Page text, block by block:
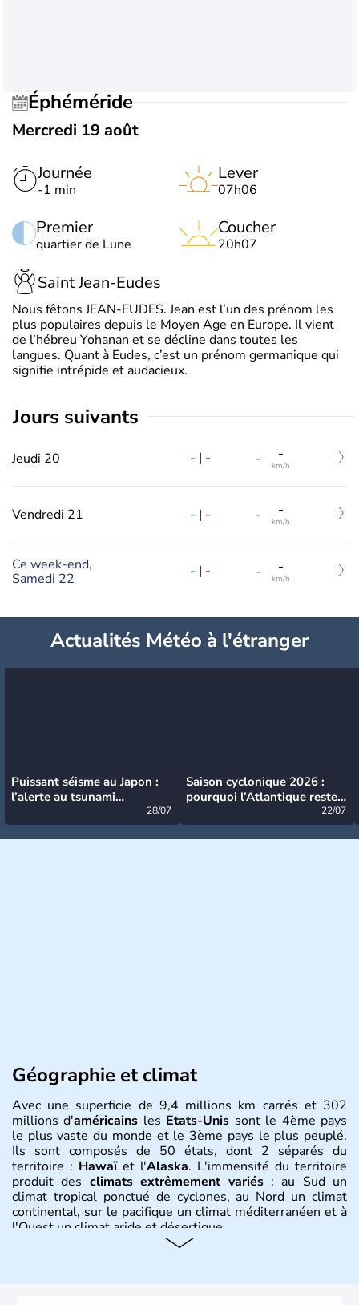
Éphéméride
Mercredi 19 août
Journée
-1 min
Premier
quartier de Lune
Lever
07h06
Coucher
20h07
Saint Jean-Eudes
Nous fêtons JEAN-EUDES. Jean est l’un des prénom les
plus populaires depuis le Moyen Age en Europe. Il vient
de l’hébreu Yohanan et se décline dans toutes les
langues. Quant à Eudes, c’est un prénom germanique qui
signifie intrépide et audacieux.
jours suivants
Jeudi 20 - | - - -
km/h
Vendredi 21 - | - - -
km/h
Ce week-end,
Samedi 22
- | - - -
km/h
Actualités Météo à l'étranger
Puissant séisme au Japon :
l’alerte au tsunami
28/07
Saison cyclonique 2026 :
pourquoi l’Atlantique reste
22/07
Géographie et climat
Avec une superficie de 9,4 millions km carrés et 302
millions d'américains les Etats-Unis sont le 4ème pays
le plus vaste du monde et le 3ème pays le plus peuplé.
Ils sont composés de 50 états, dont 2 séparés du
territoire : Hawaïet l'Alaska. L'immensité du territoire
produit des climats extrêmement variés: au Sud un
climat tropical ponctué de cyclones, au Nord un climat
continental, sur le pacifique un climat méditerranéen et à
l'Ouest un climat aride et désertique.